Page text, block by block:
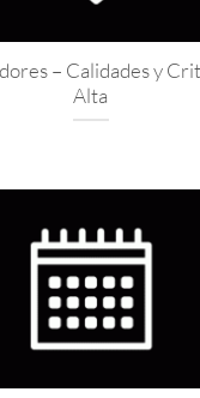
– Calidades y
Alta